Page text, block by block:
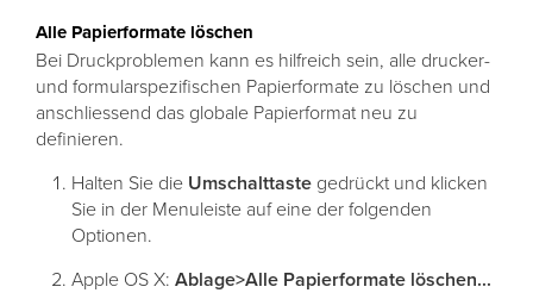
Alle Papierformate löschen
Bei Druckproblemen kann es hilfreich sein, alle drucker-
und formularspezifischen Papierformate zu löschen und
anschliessend das globale Papierformat neu zu
definieren.
Halten Sie die Umschalttaste gedrückt und klicken
Sie in der Menuleiste auf eine der folgenden
Optionen.
Apple OS X: Ablage>Alle Papierformate löschen...